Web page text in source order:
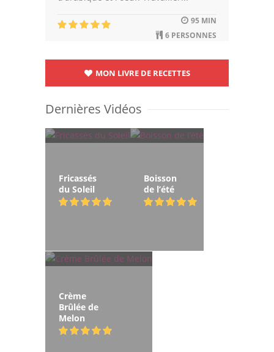
95 MIN
6 PERSONNES
MON LIVRE DE RECETTES
Dernières Vidéos
Fricassés
du Soleil
Boisson
de l’été
Crème
Brûlée de
Melon